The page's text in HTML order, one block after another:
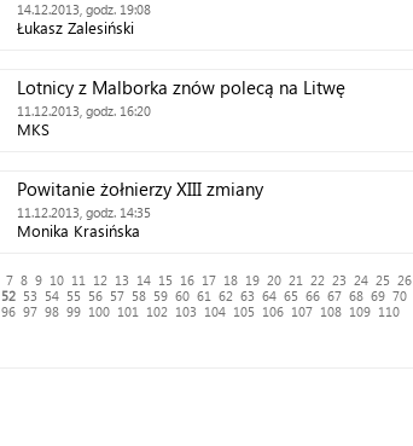
14.12.2013, godz. 19:08
Łukasz Zalesiński
Lotnicy z Malborka znów polecą na Litwę
11.12.2013, godz. 16:20
MKS
Powitanie żołnierzy XIII zmiany
11.12.2013, godz. 14:35
Monika Krasińska
7 8 9 10 11 12 13 14 15 16 17 18 19 20 21 22 23 24 25 26
52 53 54 55 56 57 58 59 60 61 62 63 64 65 66 67 68 69 70
96 97 98 99 100 101 102 103 104 105 106 107 108 109 110